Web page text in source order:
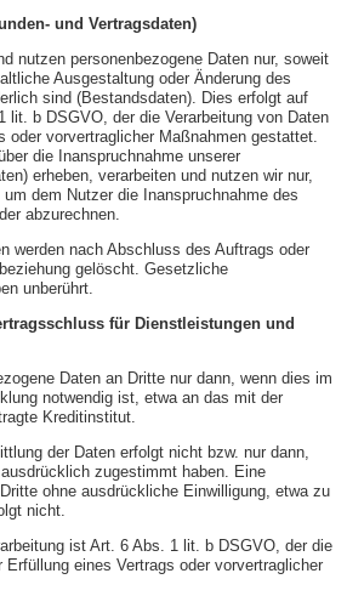
und Vertragsdaten)
nutzen personenbezogene Daten nur, soweit
Ausgestaltung oder Änderung des
sind (Bestandsdaten). Dies erfolgt auf
lit. b DSGVO, der die Verarbeitung von Daten
oder vorvertraglicher Maßnahmen gestattet.
die Inanspruchnahme unserer
erheben, verarbeiten und nutzen wir nur,
dem Nutzer die Inanspruchnahme des
abzurechnen.
werden nach Abschluss des Auftrags oder
gelöscht. Gesetzliche
unberührt.
für Dienstleistungen und
Daten an Dritte nur dann, wenn dies im
notwendig ist, etwa an das mit der
Kreditinstitut.
der Daten erfolgt nicht bzw. nur dann,
zugestimmt haben. Eine
ohne ausdrückliche Einwilligung, etwa zu
nicht.
ist Art. 6 Abs. 1 lit. b DSGVO, der die
Erfüllung eines Vertrags oder vorvertraglicher